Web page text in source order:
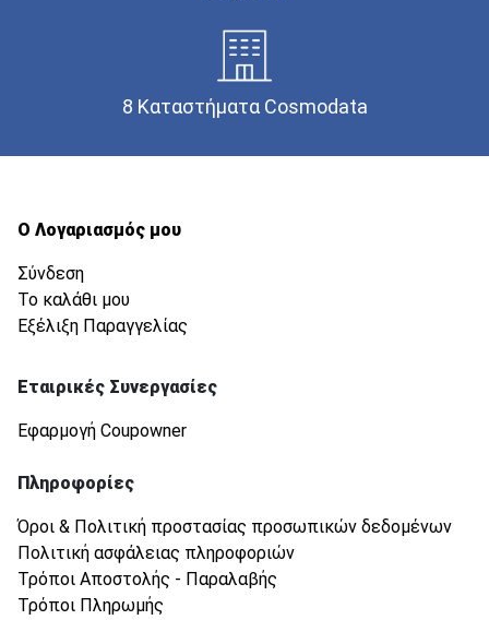
8 Καταστήματα Cosmodata
Ο Λογαριασμός μου
Σύνδεση
Το καλάθι μου
Εξέλιξη Παραγγελίας
Εταιρικές Συνεργασίες
Εφαρμογή Coupowner
Πληροφορίες
Όροι & Πολιτική προστασίας προσωπικών δεδομένων
Πολιτική ασφάλειας πληροφοριών
Τρόποι Αποστολής - Παραλαβής
Τρόποι Πληρωμής